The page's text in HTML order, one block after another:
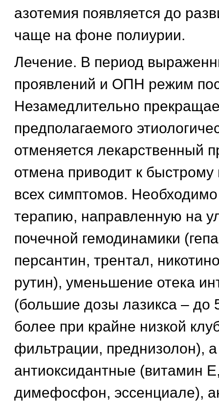
азотемия появляется до
чаще на фоне полиурии.
Лечение. В период
проявлений и ОПН режим
Незамедлительно
предполагаемого
отменяется лекарственный
отмена приводит к
всех симптомов.
терапию, направленную на
почечной гемодинамики
персантин, трентал,
рутин), уменьшение отека
(большие дозы лазикса – до
более при крайне низкой
фильтрации, преднизолон),
антиоксидантные (витамин
димефосфон, эссенциале),